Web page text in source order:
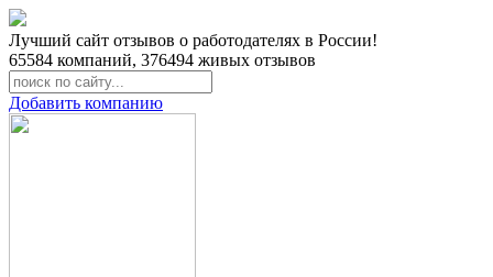
Лучший сайт отзывов о работодателях в России!
65584 компаний, 376494 живых отзывов
Добавить компанию